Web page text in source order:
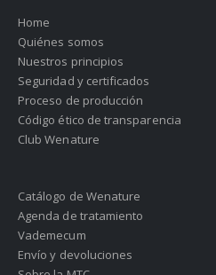
Home
Quiénes somos
Nuestros principios
Seguridad y certificados
Proceso de producción
Código ético de transparencia
Club Wenature
Catálogo de Wenature
Agenda de tratamiento
Vademecum
Envío y devoluciones